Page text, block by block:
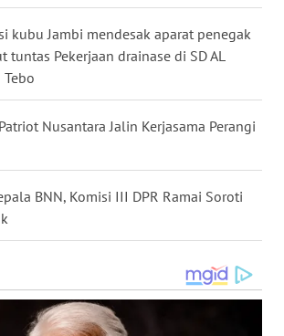
kubu Jambi mendesak aparat penegak
tuntas Pekerjaan drainase di SD AL
Tebo
Nusantara Jalin Kerjasama Perangi
BNN, Komisi III DPR Ramai Soroti